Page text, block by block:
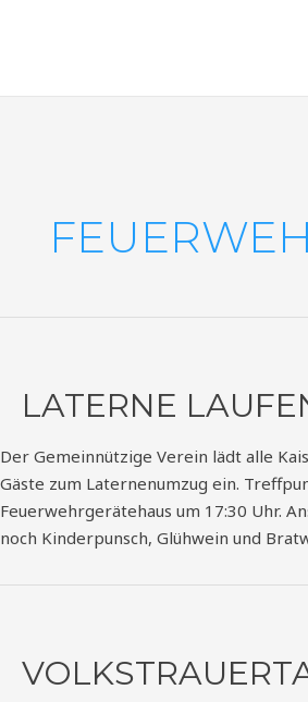
LATERNE
Der Gemeinnützige Verein lädt alle
Gäste zum Laternenumzug ein.
Feuerwehrgerätehaus um 17:30 Uhr.
noch Kinderpunsch, Glühwein und